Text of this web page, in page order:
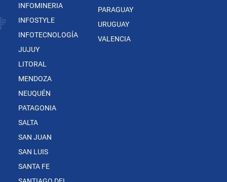
INFOMINERIA
INFOSTYLE
INFOTECNOLOGÍA
JUJUY
LITORAL
MENDOZA
NEUQUÉN
PATAGONIA
SALTA
SAN JUAN
SAN LUIS
SANTA FE
PARAGUAY
URUGUAY
VALENCIA